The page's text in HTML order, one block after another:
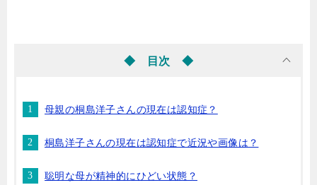
◆ 目次 ◆
母親の桐島洋子さんの現在は認知症？
桐島洋子さんの現在は認知症で近況や画像は？
聡明な母が精神的にひどい状態？